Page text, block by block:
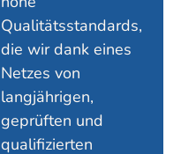
Qualitätsstandards,
die wir dank eines
Netzes von
langjährigen,
geprüften und
qualifizierten